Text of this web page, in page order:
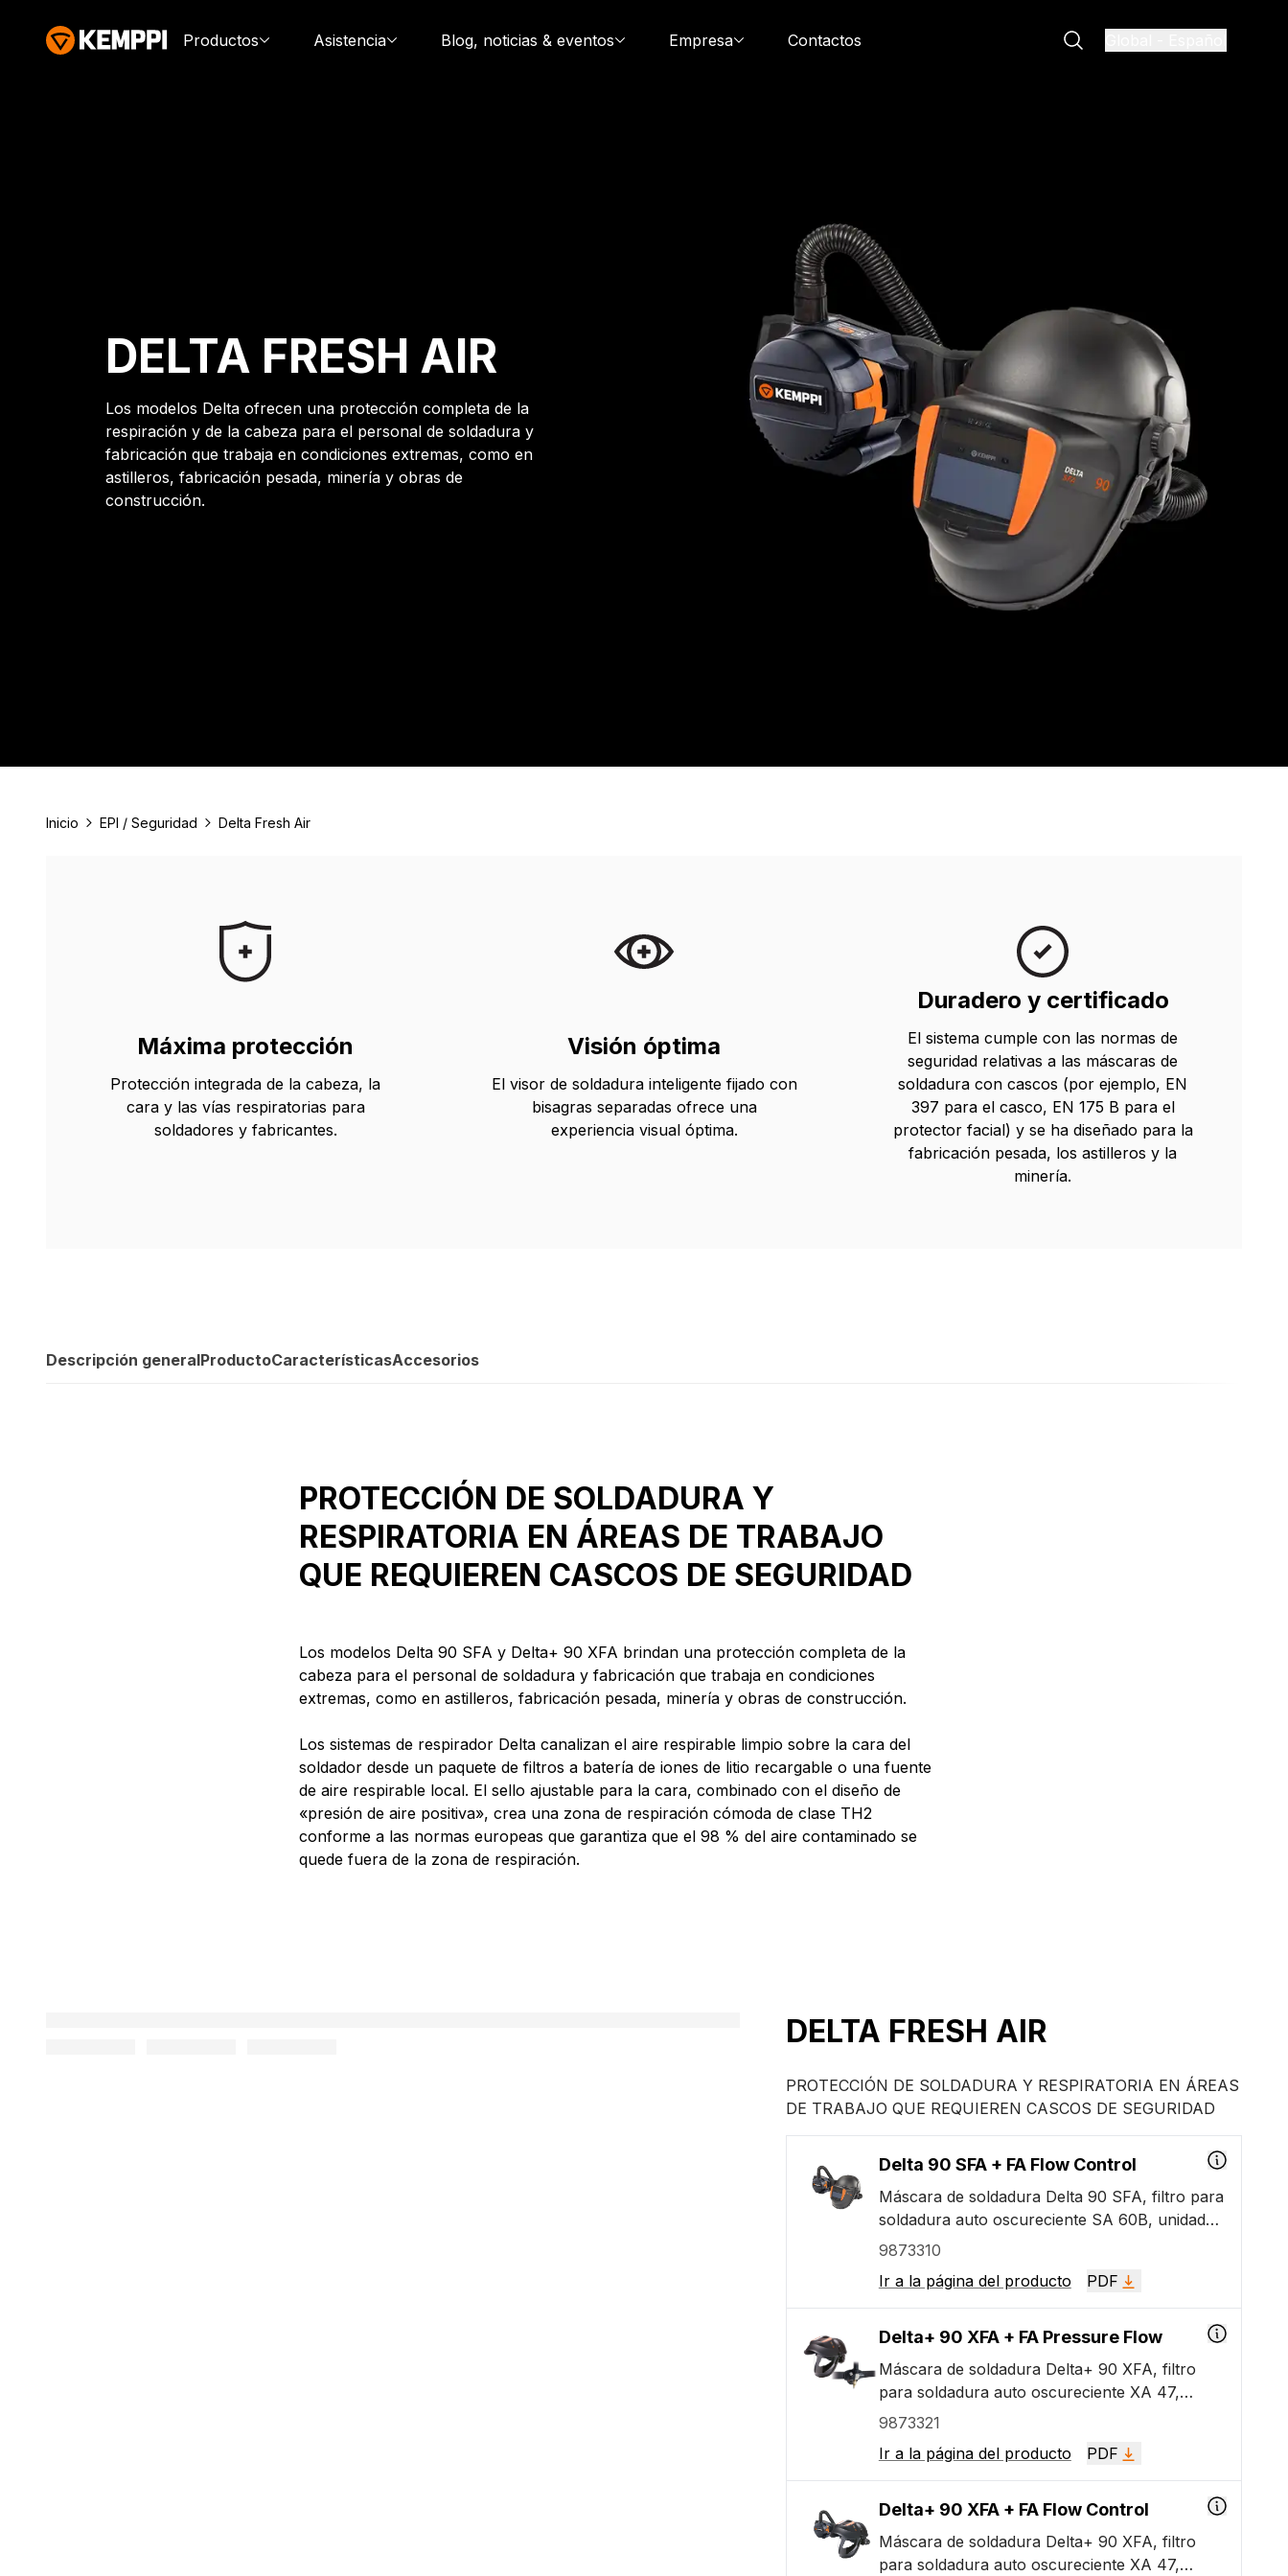
Productos Asistencia Blog, noticias & eventos Empresa Contactos
DELTA FRESH AIR
Los modelos Delta ofrecen una protección completa de la
respiración y de la cabeza para el personal de soldadura y
fabricación que trabaja en condiciones extremas, como en
astilleros, fabricación pesada, minería y obras de
construcción.
Inicio EPI / Seguridad Delta Fresh Air
Máxima protección
Protección integrada de la cabeza, la
cara y las vías respiratorias para
soldadores y fabricantes.
Visión óptima
El visor de soldadura inteligente fijado con
bisagras separadas ofrece una
experiencia visual óptima.
Duradero y certificado
El sistema cumple con las normas de
seguridad relativas a las máscaras de
soldadura con cascos (por ejemplo, EN
397 para el casco, EN 175 B para el
protector facial) y se ha diseñado para la
fabricación pesada, los astilleros y la
minería.
Descripción generalProductoCaracterísticasAccesorios
PROTECCIÓN DE SOLDADURA Y
RESPIRATORIA EN ÁREAS DE TRABAJO
QUE REQUIEREN CASCOS DE SEGURIDAD
Los modelos Delta 90 SFA y Delta+ 90 XFA brindan una protección completa de la
cabeza para el personal de soldadura y fabricación que trabaja en condiciones
extremas, como en astilleros, fabricación pesada, minería y obras de construcción.
Los sistemas de respirador Delta canalizan el aire respirable limpio sobre la cara del
soldador desde un paquete de filtros a batería de iones de litio recargable o una fuente
de aire respirable local. El sello ajustable para la cara, combinado con el diseño de
«presión de aire positiva», crea una zona de respiración cómoda de clase TH2
conforme a las normas europeas que garantiza que el 98 % del aire contaminado se
quede fuera de la zona de respiración.
DELTA FRESH AIR
PROTECCIÓN DE SOLDADURA Y RESPIRATORIA EN ÁREAS
DE TRABAJO QUE REQUIEREN CASCOS DE SEGURIDAD
Delta 90 SFA + FA Flow Control
Máscara de soldadura Delta 90 SFA, filtro para
soldadura auto oscureciente SA 60B, unidad
FA Flow Control, manguera de aire, batería de
confort.
9873310
Ir a la página del producto
PDF
Delta+ 90 XFA + FA Pressure Flow
Máscara de soldadura Delta+ 90 XFA, filtro
para soldadura auto oscureciente XA 47,
unidad FA Pressure Flow Control, medidor de
visor para esmerilado.
9873321
Ir a la página del producto
PDF
Delta+ 90 XFA + FA Flow Control
Máscara de soldadura Delta+ 90 XFA, filtro
para soldadura auto oscureciente XA 47,